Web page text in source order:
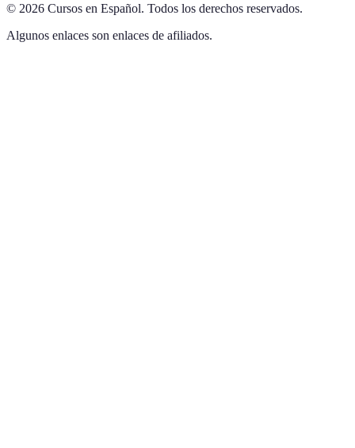
© 2026 Cursos en Español. Todos los derechos reservados.
Algunos enlaces son enlaces de afiliados.